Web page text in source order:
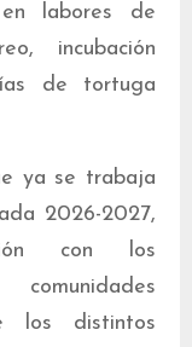
labores de
incubación
de tortuga
ya se trabaja
2026-2027,
con los
los distintos